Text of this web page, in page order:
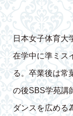
日本女子体育大
在学中に準ミス
る。卒業後は常
の後SBS学苑講
ダンスを広める